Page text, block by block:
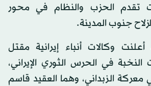
تقدم الحزب والنظام في محور
جنوب المدينة.
وكالات أنباء إيرانية مقتل
في الحرس الثوري الإيراني،
الزبداني، وهما العقيد قاسم